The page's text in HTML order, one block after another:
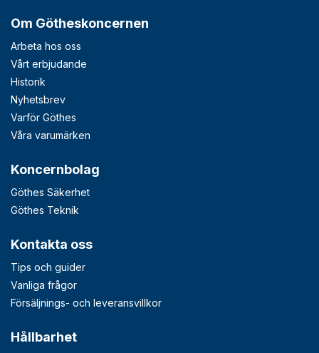
Om Götheskoncernen
Arbeta hos oss
Vårt erbjudande
Historik
Nyhetsbrev
Varför Göthes
Våra varumärken
Koncernbolag
Göthes Säkerhet
Göthes Teknik
Kontakta oss
Tips och guider
Vanliga frågor
Försäljnings- och leveransvillkor
Hållbarhet